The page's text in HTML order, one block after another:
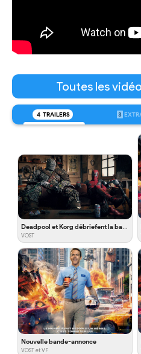
Toutes les
4 TRAILERS 3
Deadpool et Korg débriefent la bande-annonce
VOST
Nouvelle bande-annonce
VOST et VF